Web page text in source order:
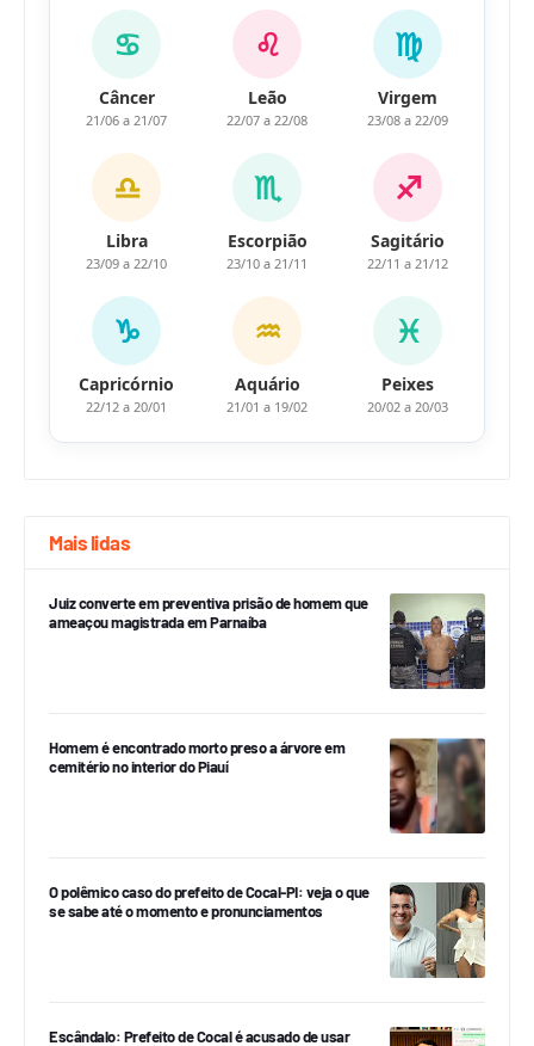
♋
Câncer
21/06 a 21/07
♌
Leão
22/07 a 22/08
♍
Virgem
23/08 a 22/09
♎
Libra
23/09 a 22/10
♏
Escorpião
23/10 a 21/11
♐
Sagitário
22/11 a 21/12
♑
Capricórnio
22/12 a 20/01
♒
Aquário
21/01 a 19/02
♓
Peixes
20/02 a 20/03
Mais lidas
Juiz converte em preventiva prisão de homem que
ameaçou magistrada em Parnaíba
Homem é encontrado morto preso a árvore em
cemitério no interior do Piauí
O polêmico caso do prefeito de Cocal-PI: veja o que
se sabe até o momento e pronunciamentos
Escândalo: Prefeito de Cocal é acusado de usar